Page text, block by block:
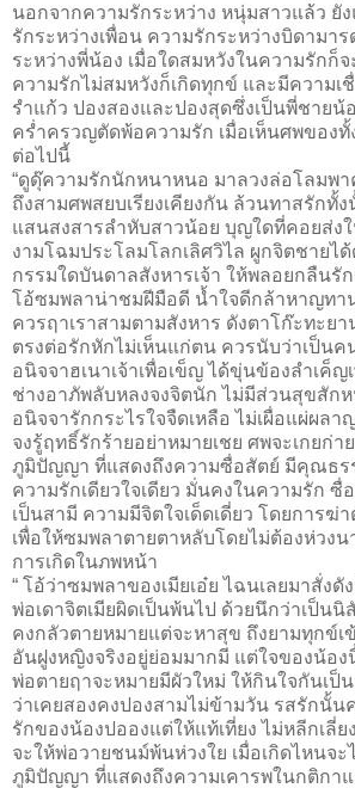
นอกจากความรักระหว่าง หนุ่มสาวแล้ว ยั
รักระหว่างเพื่อน ความรักระหว่างบิดามา
ระหว่างพี่น้อง เมื่อใดสมหวังในความรักก็
ความรักไม่สมหวังก็เกิดทุกข์ และมีความเ
รำแก้ว ปองสองและปองสุดซึ่งเป็นพี่ชายน้
คร่ำครวญตัดพ้อความรัก เมื่อเห็นศพของ
ต่อไปนี้
“ดูดุ๊ความรักนักหนาหนอ มาลวงล่อโลมพ
ถึงสามศพสยบเรียงเคียงกัน ล้วนทาสรักทั้
แสนสงสารลำหับสาวน้อย บุญใดที่คอยส่ง
งามโฉมประโลมโลกเลิศวิไล ผูกจิตชายไ
กรรมใดบันดาลสังหารเจ้า ให้พลอยกลืนรัก
โอ้ซมพลาน่าชมฝีมือดี น้ำใจดีกล้าหาญทา
ควรฤาเราสามตามสังหาร ดังตาโก๊ะทะย
ตรงต่อรักหักไม่เห็นแก่ตน ควรนับว่าเป็นค
อนิจจาฮเนาเจ้าเพื่อเข็ญ ได้ขุ่นข้องลำเค็ญ
ช่างอาภัพลับหลงจงจิตนัก ไม่มีส่วนสุขสักห
อนิจจารักกระไรใจจืดเหลือ ไม่เผื่อแผ่ผลา
จงรู้ฤทธิ์รักร้ายอย่าหมายเชย ศพจะเกยก่า
ภูมิปัญญา ที่แสดงถึงความซื่อสัตย์ มีคุณธร
ความรักเดียวใจเดียว มั่นคงในความรัก ซื่
เป็นสามี ความมีจิตใจเด็ดเดี่ยว โดยการฆ่
เพื่อให้ซมพลาตายตาหลับโดยไม่ต้องห่วง
การเกิดในภพหน้า
“ โอ้ว่าซมพลาของเมียเอ๋ย ไฉนเลยมาสั่งดั
พ่อเดาจิตเมียผิดเป็นพ้นไป ด้วยนึกว่าเป็นนิ
คงกลัวตายหมายแต่จะหาสุข ถึงยามทุกข์
อันฝูงหญิงจริงอยู่ย่อมมากมี แต่ใจของน้อง
พ่อตายฤาจะหมายมีผัวใหม่ ให้กินใจกันเป็
ว่าเคยสองคงปองสามไม่ข้ามวัน รสรักนั้น
รักของน้องปอองแต่ให้แท้เที่ยง ไม่หลีกเลี่
จะให้พ่อวายชนม์พ้นห่วงใย เมื่อเกิดไหนจ
ภูมิปัญญา ที่แสดงถึงความเคารพในกติกา